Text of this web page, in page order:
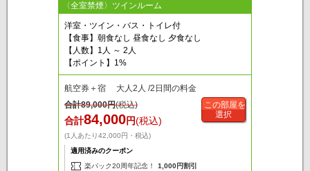
〈全室禁煙〉ツインルーム
洋室・ツイン・バス・トイレ付
【食事】朝食なし 昼食なし 夕食なし
【人数】1人 ～ 2人
【ポイント】1%
航空券＋宿 大人2人 /2日間の料金
合計89,000円(税込)
合計84,000円(税込)
(1人あたり42,000円・税込)
適用済みのクーポン
楽パック20周年記念！
1,000円割引
この部屋を
選択